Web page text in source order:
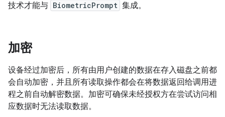
技术才能与 BiometricPrompt 集成。
加密
设备经过加密后，所有由用户创建的数据在存入磁盘之前都
会自动加密，并且所有读取操作都会在将数据返回给调用进
程之前自动解密数据。加密可确保未经授权方在尝试访问相
应数据时无法读取数据。